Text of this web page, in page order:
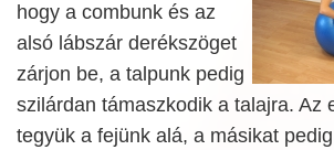
hogy a combunk és az
alsó lábszár derékszöget
zárjon be, a talpunk pedig
szilárdan támaszkodik a talajra. Az
tegyük a fejünk alá, a másikat